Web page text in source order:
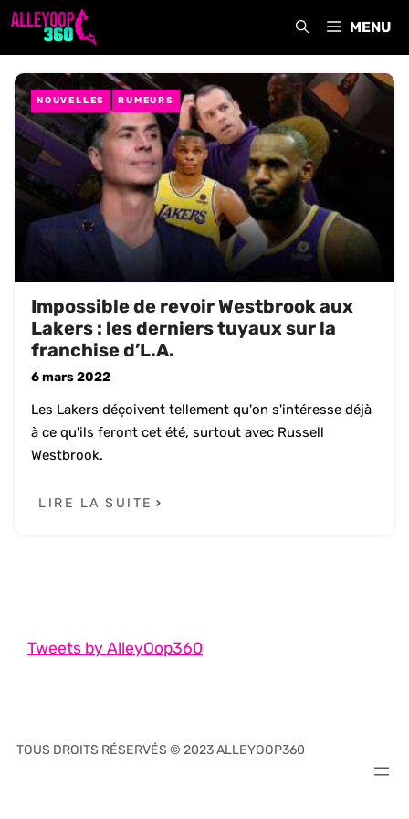
Aller
MENU
NOUVELLES RUMEURS
Impossible de revoir Westbrook aux
Lakers : les derniers tuyaux sur la
franchise d’L.A.
6 mars 2022
Les Lakers déçoivent tellement qu'on s'intéresse déjà
à ce qu'ils feront cet été, surtout avec Russell
Westbrook.
LIRE LA SUITE
Tweets by AlleyOop360
TOUS DROITS RÉSERVÉS © 2023 ALLEYOOP360